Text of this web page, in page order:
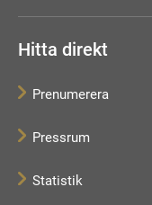
Hitta direkt
Prenumerera
Pressrum
Statistik